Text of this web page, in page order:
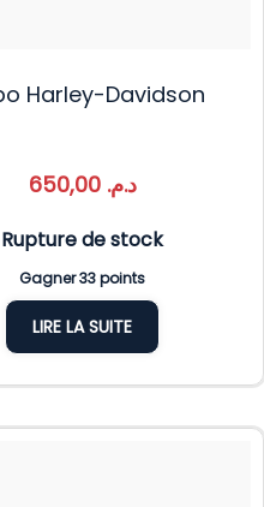
Harley-Davidson
د.م. 650,00
Rupture de stock
Gagner 33 points
LIRE LA SUITE